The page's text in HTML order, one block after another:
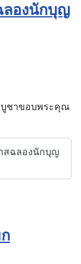
องนักบุญ
ชาขอบพระคุณ
สฉลองนักบุญ